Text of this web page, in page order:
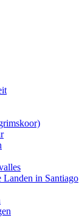
Landen in Santiago